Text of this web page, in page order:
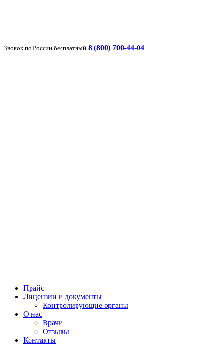
Звонок по России бесплатный 8 (800) 700-44-04
Прайс
Лицензии и документы
Контролирующие органы
О нас
Врачи
Отзывы
Контакты